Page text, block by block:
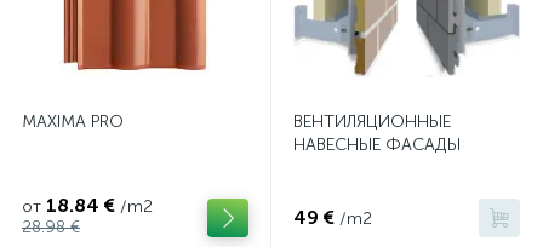
MAXIMA PRO
от 18.84 € /m2
28.98 €
ВЕНТИЛЯЦИОННЫЕ
НАВЕСНЫЕ ФАСАДЫ
49 € /m2